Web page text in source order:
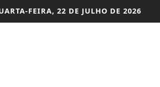
FEIRA, 22 DE JULHO DE 2026